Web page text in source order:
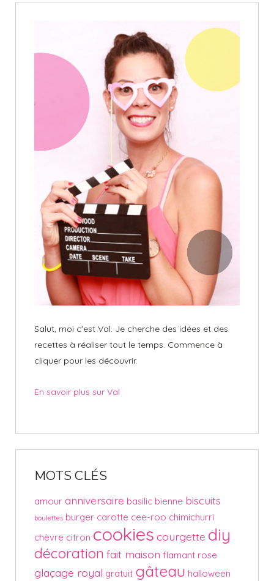
Salut, moi c'est Val. Je cherche des idées et des
recettes à réaliser tout le temps. Commence à
cliquer pour les découvrir.
En savoir plus sur Val
MOTS CLÉS
amour anniversaire basilic bienne biscuits
boulettes burger carotte cee-roo chimichurri
chèvre citron cookies courgette diy
décoration fait maison flamant rose
glaçage royal gratuit gâteau halloween